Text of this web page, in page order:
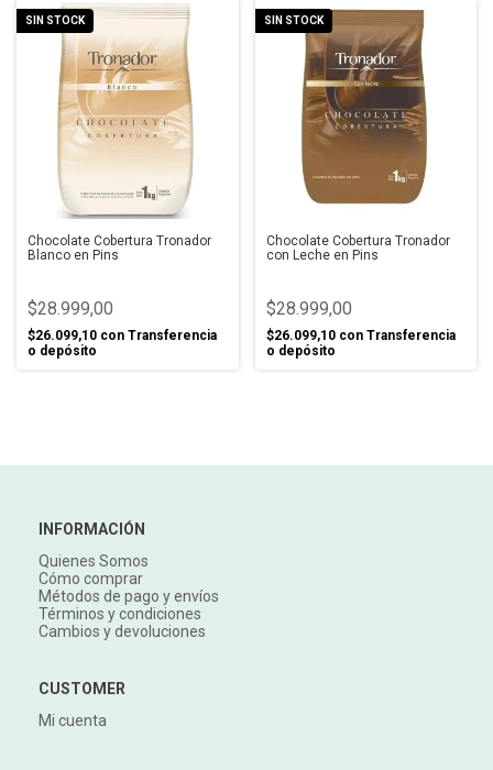
SIN STOCK
Chocolate Cobertura Tronador
Blanco en Pins
$28.999,00
$26.099,10 con Transferencia
o depósito
SIN STOCK
Chocolate Cobertura Tronador
con Leche en Pins
$28.999,00
$26.099,10 con Transferencia
o depósito
INFORMACIÓN
Quienes Somos
Cómo comprar
Métodos de pago y envíos
Términos y condiciones
Cambios y devoluciones
CUSTOMER
Mi cuenta